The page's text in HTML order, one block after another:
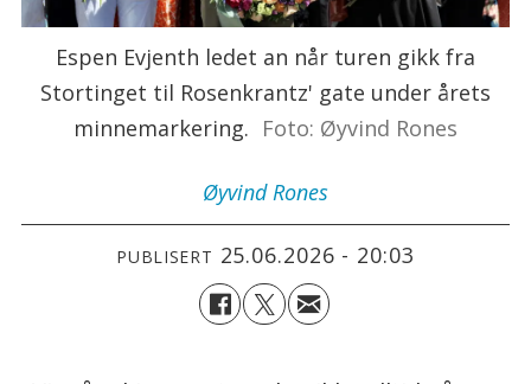
Espen Evjenth ledet an når turen gikk fra
Stortinget til Rosenkrantz' gate under årets
minnemarkering. Foto: Øyvind Rones
Øyvind Rones
PUBLISERT 25.06.2026 - 20:03